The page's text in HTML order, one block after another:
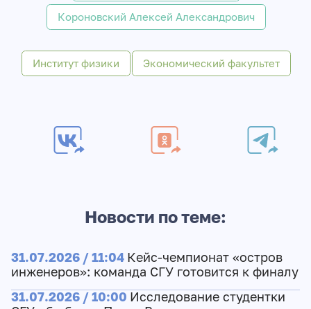
Короновский Алексей Александрович
Институт физики Экономический факультет
Новости по теме:
31.07.2026 / 11:04 Кейс-чемпионат «остров
инженеров»: команда СГУ готовится к финалу
31.07.2026 / 10:00 Исследование студентки